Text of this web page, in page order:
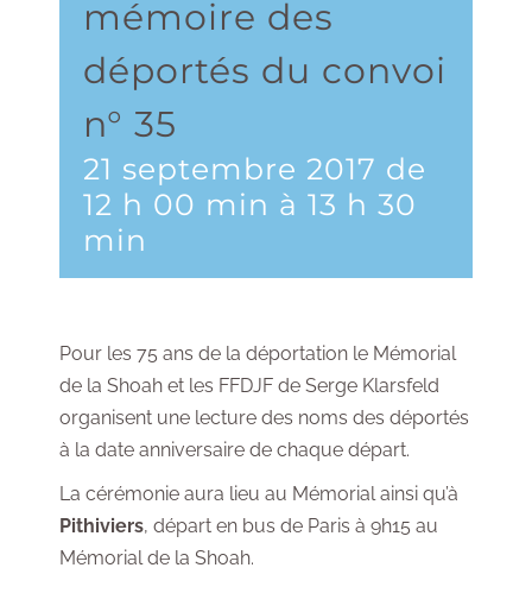
mémoire des
déportés du convoi
n° 35
21 septembre 2017 de
12 h 00 min à 13 h 30
min
Pour les 75 ans de la déportation le Mémorial
de la Shoah et les FFDJF de Serge Klarsfeld
organisent une lecture des noms des déportés
à la date anniversaire de chaque départ.
La cérémonie aura lieu au Mémorial ainsi qu’à
Pithiviers, départ en bus de Paris à 9h15 au
Mémorial de la Shoah.